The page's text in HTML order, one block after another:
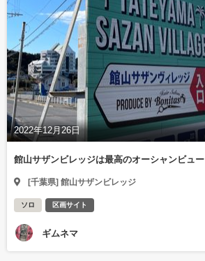
2022年12月26日
館山サザンビレッジは最高のオーシャンビュー
[千葉県] 館山サザンビレッジ
ソロ 区画サイト
ギムネマ